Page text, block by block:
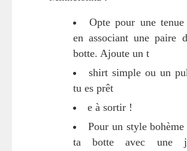
Opte pour une tenue
en associant une paire
botte. Ajoute un t
shirt simple ou un
tu es prêt
e à sortir !
Pour un style
ta botte avec une